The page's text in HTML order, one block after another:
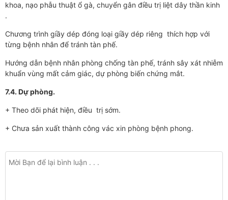
khoa, nạo phẫu thuật ổ gà, chuyển gân điều trị liệt dây thần kinh
.
Chương trình giầy dép đóng loại giầy dép riêng thích hợp với
từng bệnh nhân để tránh tàn phế.
Hướng dẫn bệnh nhân phòng chống tàn phế, tránh sây xát nhiễm
khuẩn vùng mất cảm giác, dự phòng biến chứng mắt.
7.4. Dự phòng.
+ Theo dõi phát hiện, điều trị sớm.
+ Chưa sản xuất thành công vác xin phòng bệnh phong.